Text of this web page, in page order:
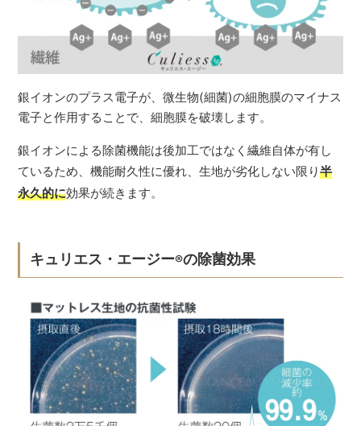
銀イオンのプラス電子が、微生物(細菌)の細胞膜のマイナス
電子と作用することで、細胞膜を破壊します。
銀イオンによる除菌機能は後加工ではなく繊維自体が有し
ているため、機能耐久性に優れ、生地が劣化しない限り半
永久的に効果が続きます。
キュリエス・エージー®の除菌効果